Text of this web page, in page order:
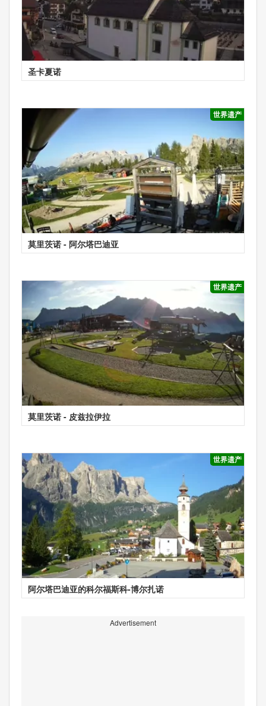
圣卡夏诺
世界遗产
莫里茨诺 - 阿尔塔巴迪亚
世界遗产
莫里茨诺 - 皮兹拉伊拉
世界遗产
阿尔塔巴迪亚的科尔福斯科-博尔扎诺
Advertisement